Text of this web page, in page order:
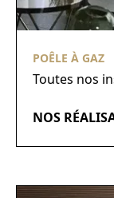
POÊLE À GAZ
Toutes nos
NOS